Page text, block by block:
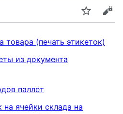
Следить
товара (печать этикеток)
из документа
паллет
на ячейки склада на